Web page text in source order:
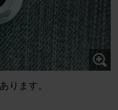
ります。